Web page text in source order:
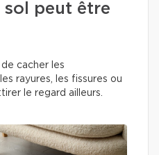
sol peut être
cacher les
rayures, les fissures ou
le regard ailleurs.